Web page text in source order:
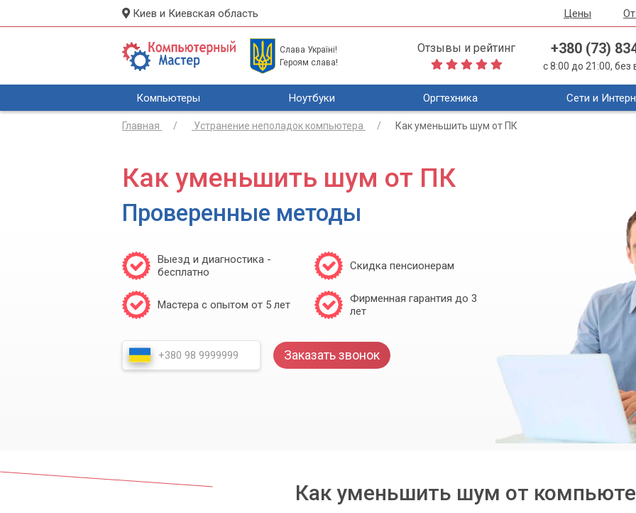
Киев и Киевская область Цены
Слава Україні!
Героям слава!
Отзывы и рейтинг +380 (73)
с 8:00 до 21:00,
Компьютеры Ноутбуки Оргтехника Сети и
Главная Устранение неполадок компьютера Как уменьшить шум от ПК
Как уменьшить шум от ПК
Проверенные методы
Выезд и диагностика -
бесплатно
Скидка пенсионерам
Мастера с опытом от 5 лет
Фирменная гарантия до 3
лет
Заказать звонок
Как уменьшить шум от